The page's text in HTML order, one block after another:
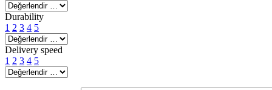
Durability
1 2 3 4 5
Delivery speed
1 2 3 4 5